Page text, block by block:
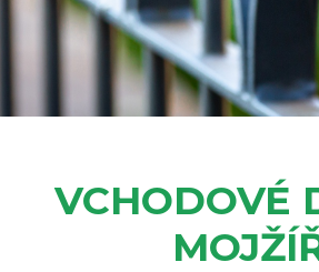
VCHODOVÉ